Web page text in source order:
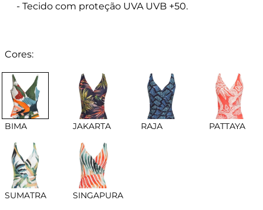
- Tecido com proteção UVA UVB +50.
Cores:
BIMA JAKARTA RAJA PATTAYA
SUMATRA SINGAPURA